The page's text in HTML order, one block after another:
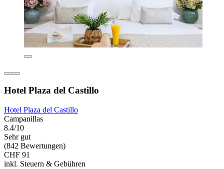
Hotel Plaza del Castillo
Hotel Plaza del Castillo
Campanillas
8.4/10
Sehr gut
(842 Bewertungen)
CHF 91
inkl. Steuern & Gebühren